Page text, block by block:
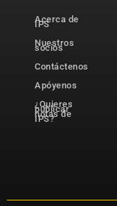
Acerca de
IPS
Nuestros
socios
Contáctenos
Apóyenos
¿Quieres
publicar
notas de
IPS?